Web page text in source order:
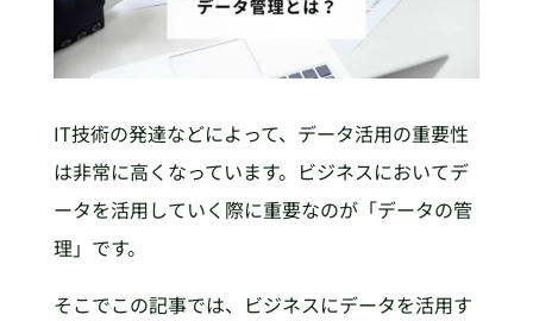
IT技術の発達などによって、データ活用の重要性
は非常に高くなっています。ビジネスにおいてデ
ータを活用していく際に重要なのが「データの管
理」です。
そこでこの記事では、ビジネスにデータを活用す